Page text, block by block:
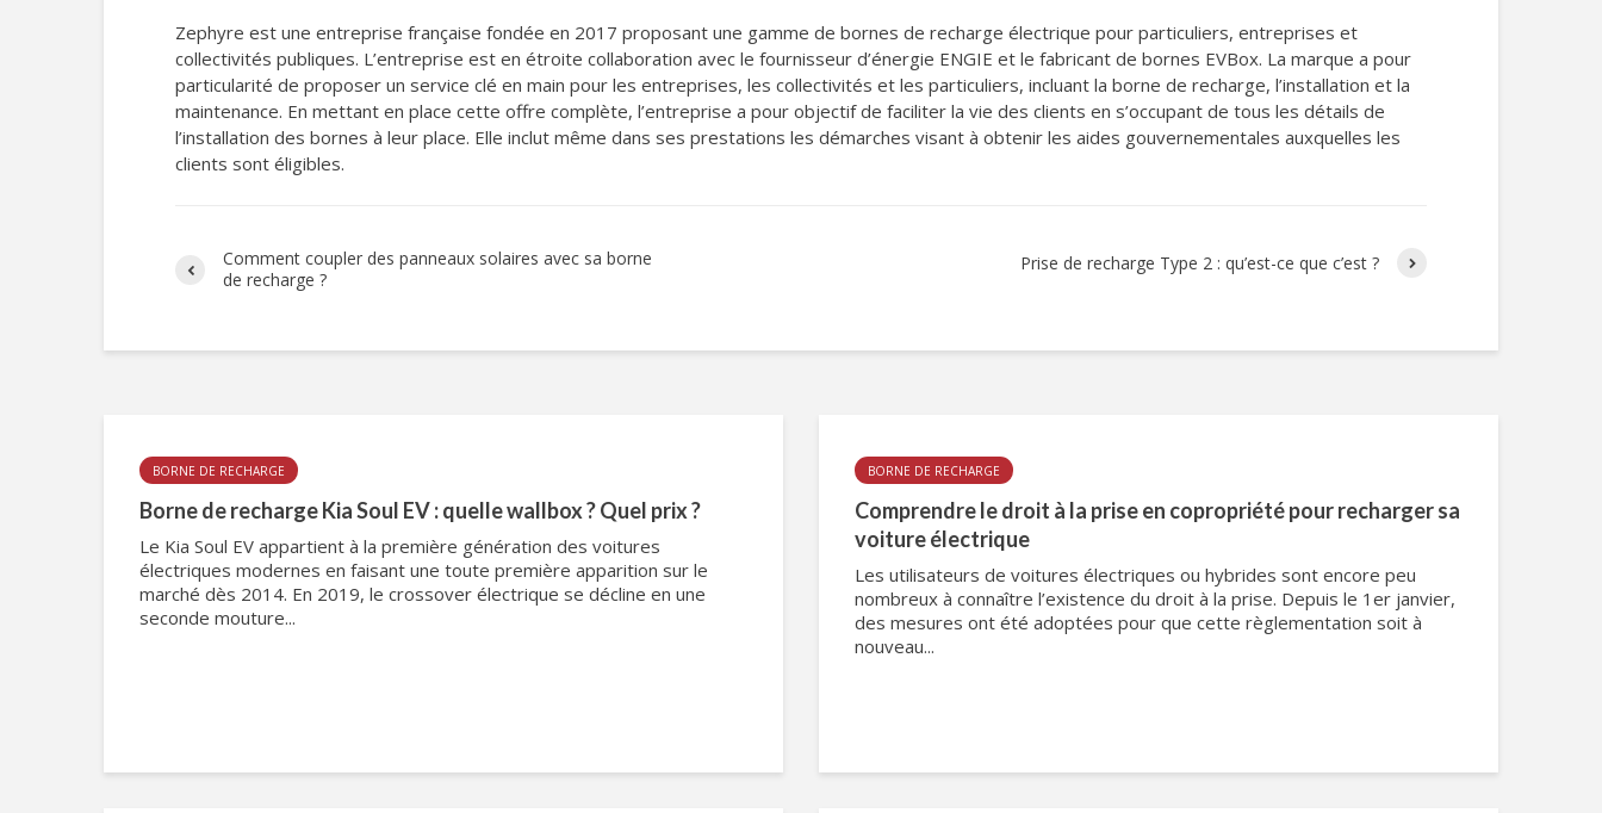
Zephyre est une entreprise française fondée en 2017 proposant une gamme de bornes de recharge électrique pour particuliers, entreprises et
collectivités publiques. L’entreprise est en étroite collaboration avec le fournisseur d’énergie ENGIE et le fabricant de bornes EVBox. La marque a pour
particularité de proposer un service clé en main pour les entreprises, les collectivités et les particuliers, incluant la borne de recharge, l’installation et la
maintenance. En mettant en place cette offre complète, l’entreprise a pour objectif de faciliter la vie des clients en s’occupant de tous les détails de
l’installation des bornes à leur place. Elle inclut même dans ses prestations les démarches visant à obtenir les aides gouvernementales auxquelles les
clients sont éligibles.
Comment coupler des panneaux solaires avec sa borne
de recharge ?
Prise de recharge Type 2 : qu’est-ce que c’est ?
BORNE DE RECHARGE
Borne de recharge Kia Soul EV : quelle wallbox ? Quel prix ?
Le Kia Soul EV appartient à la première génération des voitures
électriques modernes en faisant une toute première apparition sur le
marché dès 2014. En 2019, le crossover électrique se décline en une
seconde mouture...
BORNE DE RECHARGE
Comprendre le droit à la prise en copropriété pour recharger sa
voiture électrique
Les utilisateurs de voitures électriques ou hybrides sont encore peu
nombreux à connaître l’existence du droit à la prise. Depuis le 1er janvier,
des mesures ont été adoptées pour que cette règlementation soit à
nouveau...